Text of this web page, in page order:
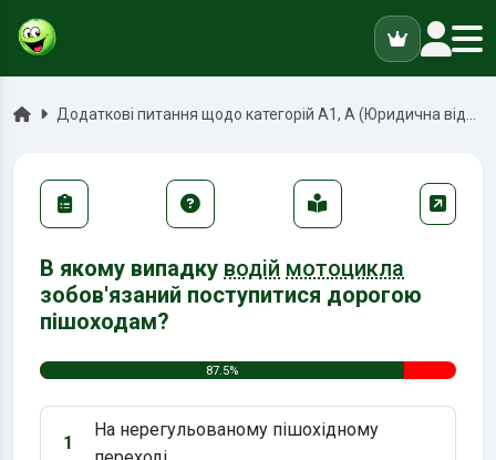
Головна
В якому випадку водій мотоцикла
зобов'язаний поступитися дорогою
пішоходам?
87.5%
Варіант 1:
1
На нерегульованому пішохідному